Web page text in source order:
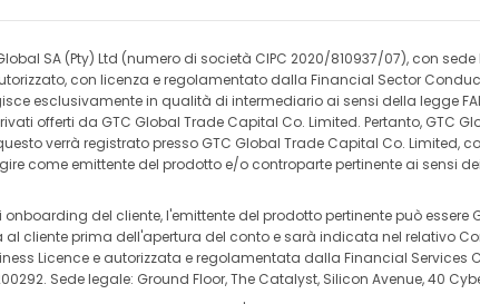
SA (Pty) Ltd (numero di società CIPC 2020/810937/07), con
con licenza e regolamentato dalla Financial Sector
esclusivamente in qualità di intermediario ai sensi della legge
offerti da GTC Global Trade Capital Co. Limited. Pertanto, GTC
verrà registrato presso GTC Global Trade Capital Co. Limited,
come emittente del prodotto e/o controparte pertinente ai sensi
del cliente, l'emittente del prodotto pertinente può essere
cliente prima dell'apertura del conto e sarà indicata nel relativo
Licence e autorizzata e regolamentata dalla Financial Services
Sede legale: Ground Floor, The Catalyst, Silicon Avenue, 40